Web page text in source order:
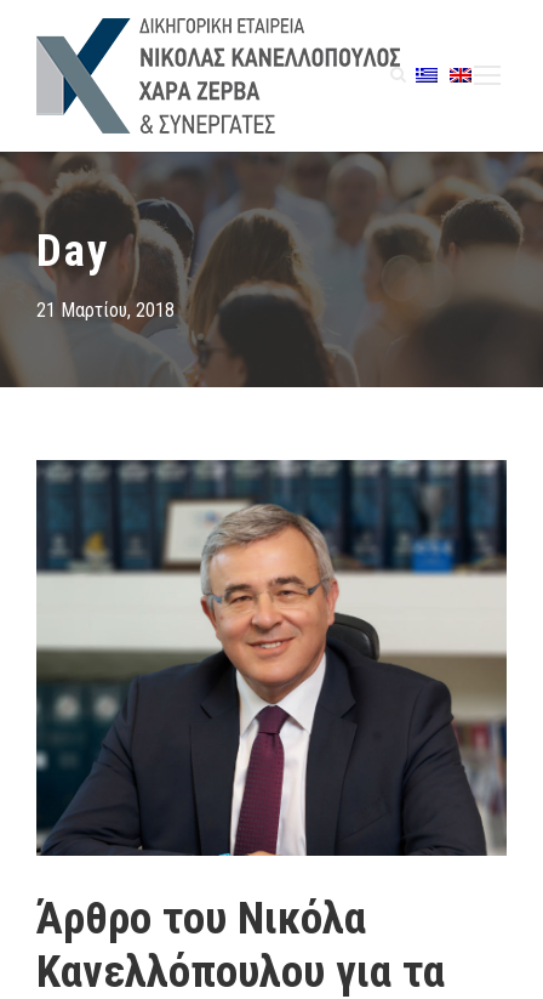
Day
21 Μαρτίου, 2018
Άρθρο του Νικόλα
Κανελλόπουλου για τα